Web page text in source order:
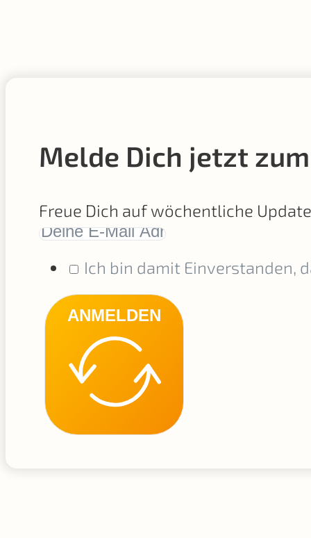
Melde Dich jetzt
Freue Dich auf wöchentliche
Ich bin damit Einverstanden,
ANMELDEN